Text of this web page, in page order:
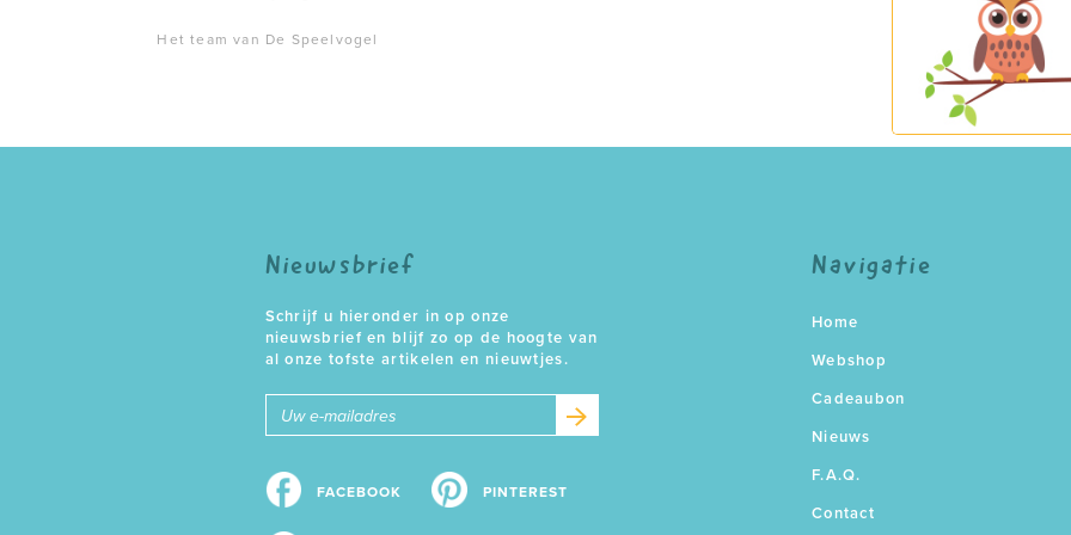
Het team van De Speelvogel
Nieuwsbrief
Schrijf u hieronder in op onze
nieuwsbrief en blijf zo op de hoogte van
al onze tofste artikelen en nieuwtjes.
mailadres
FACEBOOK PINTEREST
Navigatie
Home
Webshop
Cadeaubon
Nieuws
F.A.Q.
Contact